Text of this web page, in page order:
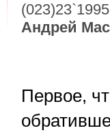
(023)23`1995
Андрей
Первое,